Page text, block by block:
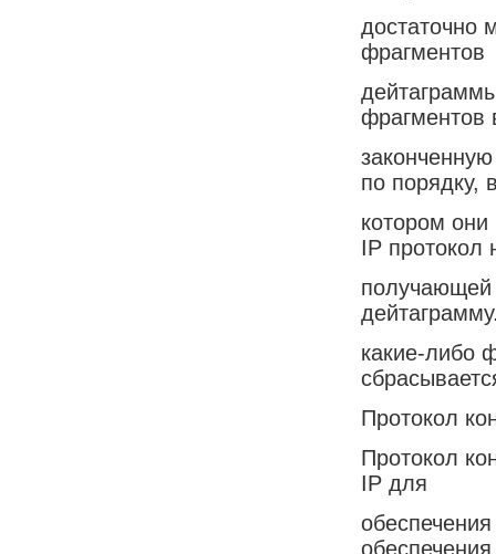
достаточно
фрагментов
фрагментов
по порядку,
котором
IP протокол
какие-либо
Протокол
Протокол
IP для
обеспечения